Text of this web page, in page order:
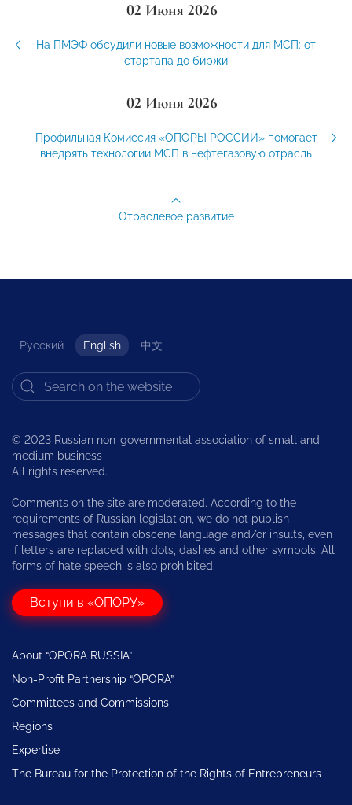
02 Июня 2026
На ПМЭФ обсудили новые возможности для МСП: от
стартапа до биржи
02 Июня 2026
Профильная Комиссия «ОПОРЫ РОССИИ» помогает
внедрять технологии МСП в нефтегазовую отрасль
Отраслевое развитие
Русский English 中文
© 2023 Russian non-governmental association of small and
medium business
All rights reserved.
Comments on the site are moderated. According to the
requirements of Russian legislation, we do not publish
messages that contain obscene language and/or insults, even
if letters are replaced with dots, dashes and other symbols. All
forms of hate speech is also prohibited.
Вступи в «ОПОРУ»
About “OPORA RUSSIA”
Non-Profit Partnership “OPORA”
Committees and Commissions
Regions
Expertise
The Bureau for the Protection of the Rights of Entrepreneurs